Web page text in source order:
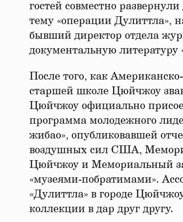
гостей совместно
тему «операции Дулиттла»,
бывший директор отдела
документальную
После того, как
старшей школе Цюйчжоу
Цюйчжоу официально
программа молодежного
жибао», опубликовавшей
воздушных сил США,
Цюйчжоу и Мемориальный
«музеями-побратимами».
«Дулиттла» в городе
коллекции в дар друг другу.